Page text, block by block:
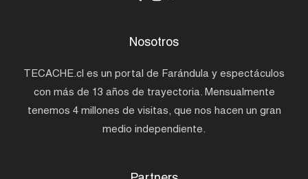
Nosotros
TECACHE.cl es un portal de Farándula y espectáculos
con más de 13 años de trayectoria. Mensualmente
tenemos 4 millones de visitas, que nos hacen un gran
medio independiente.